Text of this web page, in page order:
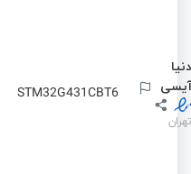
دنیا
آیسی
تهران
STM32G431CBT6